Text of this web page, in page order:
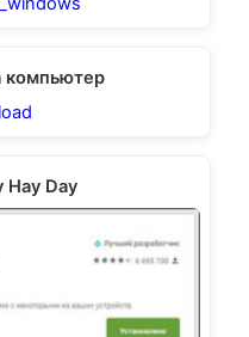
компьютер
Hay Day